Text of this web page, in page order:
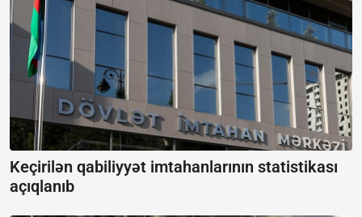
Keçirilən qabiliyyət imtahanlarının statistikası
açıqlanıb